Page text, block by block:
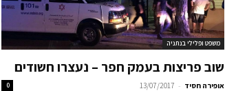
משפט ופלילי בנתניה
שוב פריצות בעמק חפר – נעצרו חשודים
אופירה חסיד -
13/07/2017
0